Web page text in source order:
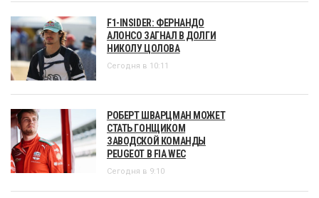
F1-INSIDER: ФЕРНАНДО
АЛОНСО ЗАГНАЛ В ДОЛГИ
НИКОЛУ ЦОЛОВА
Сегодня в 10:11
РОБЕРТ ШВАРЦМАН МОЖЕТ
СТАТЬ ГОНЩИКОМ
ЗАВОДСКОЙ КОМАНДЫ
PEUGEOT В FIA WEC
Сегодня в 9:10